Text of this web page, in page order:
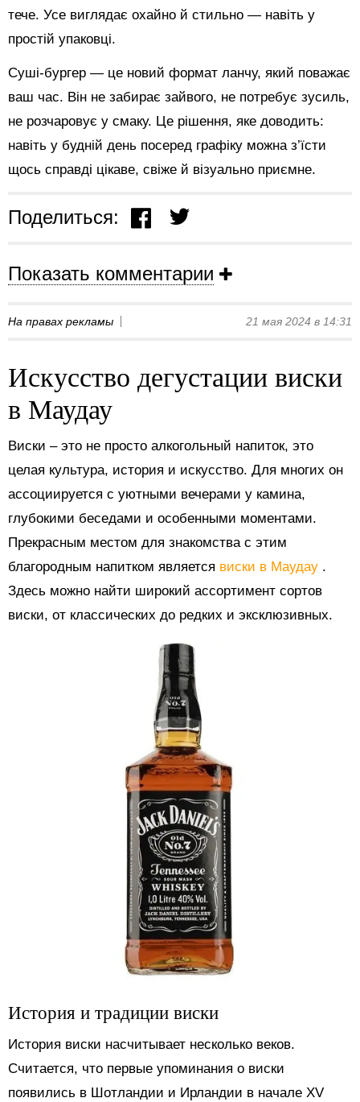
тече. Усе виглядає охайно й стильно — навіть у
простій упаковці.
Суші-бургер — це новий формат ланчу, який поважає
ваш час. Він не забирає зайвого, не потребує зусиль,
не розчаровує у смаку. Це рішення, яке доводить:
навіть у будній день посеред графіку можна з’їсти
щось справді цікаве, свіже й візуально приємне.
Поделиться:
Показать комментарии
На правах рекламы 21 мая 2024 в 14:31
Искусство дегустации виски
в Маудау
Виски – это не просто алкогольный напиток, это
целая культура, история и искусство. Для многих он
ассоциируется с уютными вечерами у камина,
глубокими беседами и особенными моментами.
Прекрасным местом для знакомства с этим
благородным напитком является виски в Маудау .
Здесь можно найти широкий ассортимент сортов
виски, от классических до редких и эксклюзивных.
История и традиции виски
История виски насчитывает несколько веков.
Считается, что первые упоминания о виски
появились в Шотландии и Ирландии в начале XV